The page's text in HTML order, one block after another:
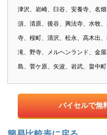
津沢、岩崎、臼谷、安養寺、名
須、清原、後谷、興法寺、水牧
寺、桜町、清沢、松永、高木出
滝、野寺、メルヘンランド、金
島、菅ケ原、矢波、岩武、畠中
バイセルで無